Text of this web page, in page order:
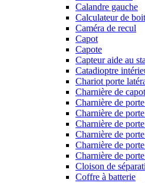
Calandre gauche
Calculateur de
Caméra de recul
Capot
Capote
Capteur aide au
Catadioptre
Chariot porte
Charnière de capot
Charnière de
Charnière de
Charnière de
Charnière de
Charnière de
Charnière de
Cloison de
Coffre à batterie